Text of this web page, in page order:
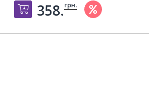
Добавить в корзину
358.грн.